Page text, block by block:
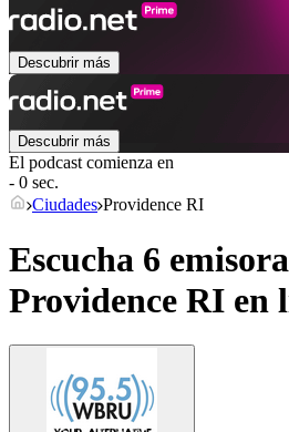
Descubrir más
Descubrir más
El podcast comienza en
- 0 sec.
Ciudades Providence RI
Escucha 6
Providence RI en